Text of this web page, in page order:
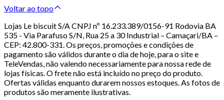
Voltar ao topo
Lojas Le biscuit S/A CNPJ nº 16.233.389/0156-91 Rodovia BA
535 - Via Parafuso S/N, Rua 25 a 30 Industrial – Camaçari/BA –
CEP: 42.800-331. Os preços, promoções e condições de
pagamento são válidos durante o dia de hoje, para o site e
TeleVendas, não valendo necessariamente para nossa rede de
lojas físicas. O frete não está incluído no preço do produto.
Ofertas válidas enquanto durarem nossos estoques. As fotos de
produtos são meramente ilustrativas.